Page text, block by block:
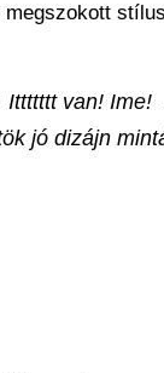
megszokott
van!
jó dizájn